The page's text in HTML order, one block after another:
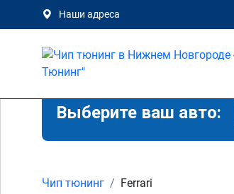
Наши адреса
Выберите ваш авто:
Чип тюнинг Ferrari